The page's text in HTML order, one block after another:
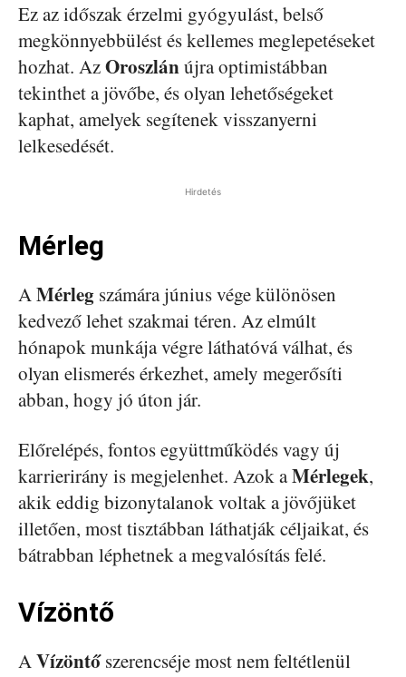
Ez az időszak érzelmi gyógyulást, belső
megkönnyebbülést és kellemes meglepetéseket
hozhat. AzOroszlánújra optimistábban
tekinthet a jövőbe, és olyan lehetőségeket
kaphat, amelyek segítenek visszanyerni
lelkesedését.
Hirdetés
Mérleg
AMérleg számára június vége különösen
kedvező lehet szakmai téren. Az elmúlt
hónapok munkája végre láthatóvá válhat, és
olyan elismerés érkezhet, amely megerősíti
abban, hogy jó úton jár.
Előrelépés, fontos együttműködés vagy új
karrierirány is megjelenhet. Azok aMérlegek,
akik eddig bizonytalanok voltak a jövőjüket
illetően, most tisztábban láthatják céljaikat, és
bátrabban léphetnek a megvalósítás felé.
Vízöntő
AVízöntőszerencséje most nem feltétlenül